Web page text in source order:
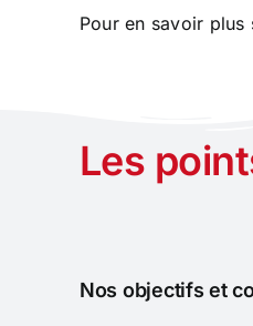
Pouren savoir plus
Les
Nos objectifs et